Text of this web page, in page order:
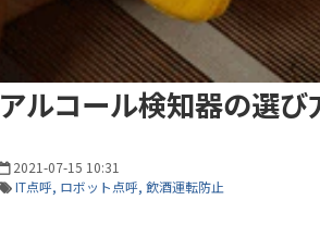
アルコール検知器の選び
2021-07-15 10:31
IT点呼 ロボット点呼 飲酒運転防止